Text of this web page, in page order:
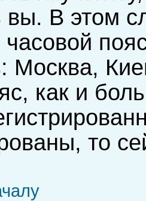
вы. В этом
часовой
Москва,
как и
то